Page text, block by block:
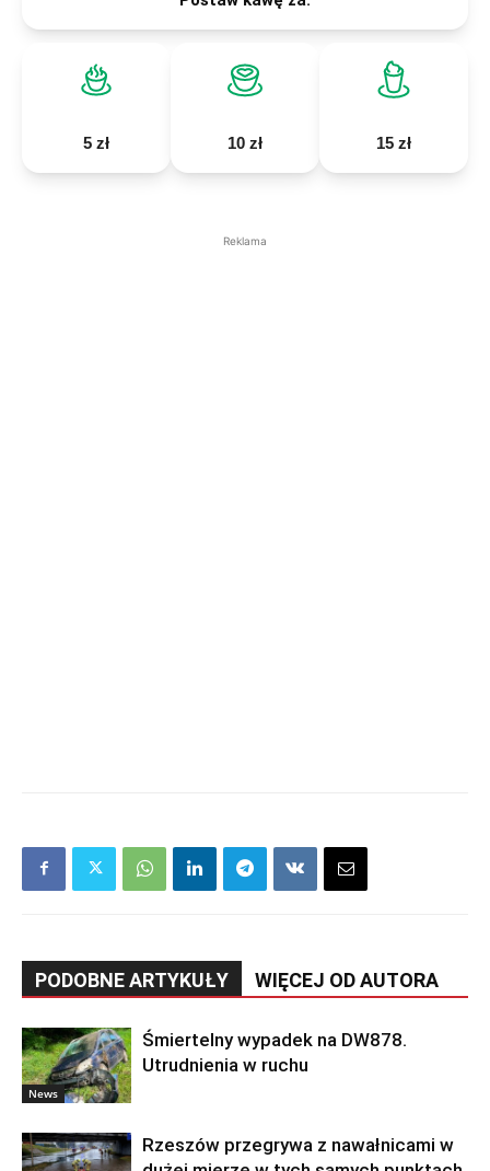
5 zł 10 zł 15 zł
Reklama
PODOBNE ARTYKUŁY WIĘCEJ OD AUTORA
News
Śmiertelny wypadek na DW878.
Utrudnienia w ruchu
Rzeszów przegrywa z nawałnicami w